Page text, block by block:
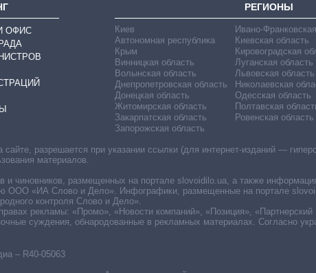
ОФИС
РЕГИОНЫ
Киев
Автономная республика
Крым
Винницкая область
Волынская область
Днепропетровская область
Донецкая область
Житомирская область
Закарпатская область
Запорожская область
Ивано-
Киевская область
Кировоградская
Луганская область
Львовская область
Николаевская
Одесская область
Полтавская
Ровенская область
– R40-05063
разрешается при указании ссылки (для интернет-изданий —
материалов.
чиновников, размещенных на портале slovoidilo.ua, а также
ООО «ИА Слово и Дело». Инфографики, размещенные на портале
контроля Слово и Дело».
рекламы: «Промо», «Новости компаний», «Позиция»,
суждения, обнародованные в рекламных материалах. Согласно